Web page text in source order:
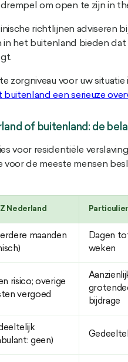
om open te zijn in
richtlijnen adviseren
in het buitenland bieden
zorgniveau voor uw
buitenland een serieuze
of buitenland: de
voor residentiële
voor de meeste mensen
Nederland
maanden
Dagen
weken
risico; overige
vergoed
bijdrage
geen)